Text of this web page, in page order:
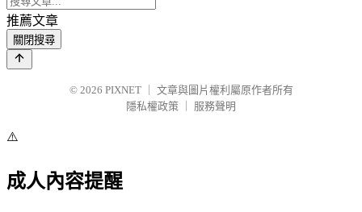
推薦文章
關閉搜尋
© 2026 PIXNET
文章與圖片權利屬原作者所有
隱私權政策
服務聲明
⚠️
成人內容提醒